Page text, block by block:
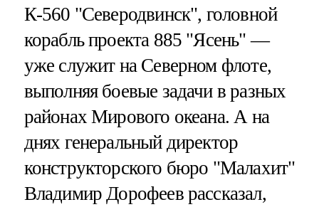
К-560 "Северодвинск", головной
корабль проекта 885 "Ясень" —
уже служит на Северном флоте,
выполняя боевые задачи в разных
районах Мирового океана. А на
днях генеральный директор
конструкторского бюро "Малахит"
Владимир Дорофеев рассказал,